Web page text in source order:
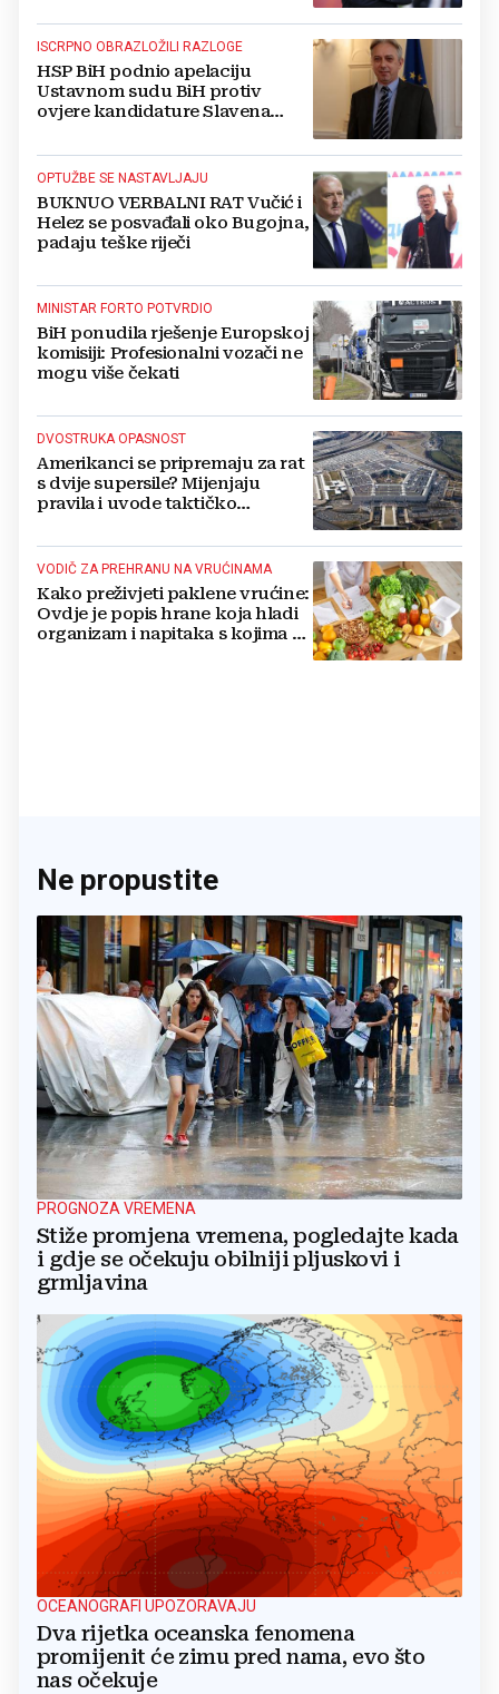
ISCRPNO OBRAZLOŽILI RAZLOGE
HSP BiH podnio apelaciju
Ustavnom sudu BiH protiv
ovjere kandidature Slavena
OPTUŽBE SE NASTAVLJAJU
BUKNUO VERBALNI RAT Vučić i
Helez se posvađali oko Bugojna,
padaju teške riječi
MINISTAR FORTO POTVRDIO
BiH ponudila rješenje Europskoj
komisiji: Profesionalni vozači ne
mogu više čekati
DVOSTRUKA OPASNOST
Amerikanci se pripremaju za rat
s dvije supersile? Mijenjaju
pravila i uvode taktičko
VODIČ ZA PREHRANU NA VRUĆINAMA
Kako preživjeti paklene vrućine:
Ovdje je popis hrane koja hladi
organizam i napitaka s kojima si
Ne propustite
PROGNOZA VREMENA
Stiže promjena vremena, pogledajte kada
i gdje se očekuju obilniji pljuskovi i
grmljavina
OCEANOGRAFI UPOZORAVAJU
Dva rijetka oceanska fenomena
promijenit će zimu pred nama, evo što
nas očekuje